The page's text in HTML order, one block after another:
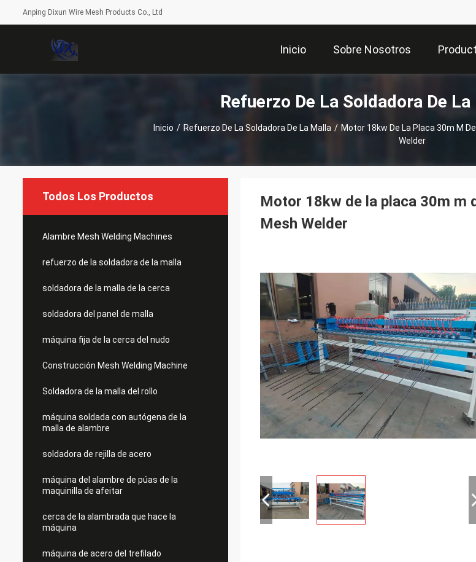
Anping Dixun Wire Mesh Products Co., Ltd
Inicio Sobre Nosotros
Refuerzo De La Soldadora De
Inicio / Refuerzo De La Soldadora De La Malla / Motor 18kw De La Placa 30m M
Welder
Todos Los Productos
Alambre Mesh Welding Machines
refuerzo de la soldadora de la malla
soldadora de la malla de la cerca
soldadora del panel de malla
máquina fija de la cerca del nudo
Construcción Mesh Welding Machine
Soldadora de la malla del rollo
máquina soldada con autógena de la
malla de alambre
soldadora de rejilla de acero
máquina del alambre de púas de la
maquinilla de afeitar
cerca de la alambrada que hace la
máquina
máquina de acero del trefilado
Motor 18kw de la placa 30m m
Mesh Welder